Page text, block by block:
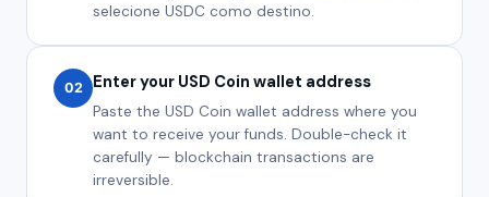
selecione USDC como destino.
02 Enter your USD Coin wallet address
Paste the USD Coin wallet address where you
want to receive your funds. Double-check it
carefully — blockchain transactions are
irreversible.